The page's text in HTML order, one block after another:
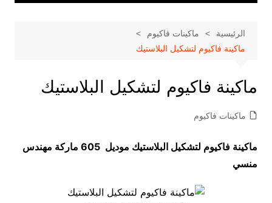
الرئيسية
ماكينات فاكيوم
ماكينة فاكيوم لتشكيل البلاستيك
ماكينة فاكيوم لتشكيل البلاستيك
ماكينات فاكيوم
ماكينة فاكيوم لتشكيل البلاستيك موديل 605 ماركة مهندس
منسي